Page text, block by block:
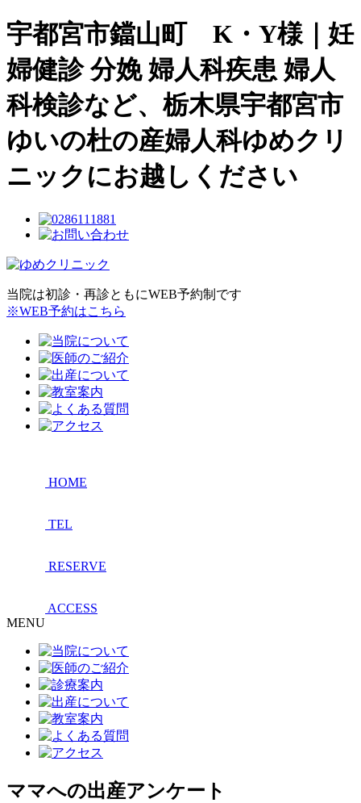
宇都宮市鐺山町 K・Y様｜妊
婦健診 分娩 婦人科疾患 婦人
科検診など、栃木県宇都宮市
ゆいの杜の産婦人科ゆめクリ
ニックにお越しください
当院は初診・再診ともにWEB予約制です
※WEB予約はこちら
HOME
TEL
RESERVE
ACCESS
MENU
ママへの出産アンケート